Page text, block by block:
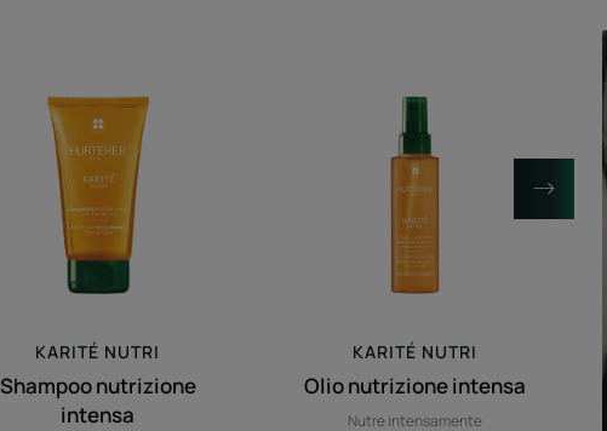
nutrizione
intensa
KARITÉ NUTRI
Shampoo nutrizione
intensa
nutrizione
intensa
KARITÉ NUTRI
Olio nutrizione intensa
Nutre intensamente